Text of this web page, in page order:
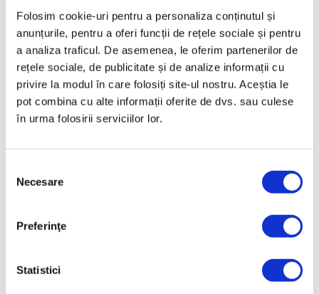
Folosim cookie-uri pentru a personaliza conținutul și
anunțurile, pentru a oferi funcții de rețele sociale și pentru
a analiza traficul. De asemenea, le oferim partenerilor de
rețele sociale, de publicitate și de analize informații cu
privire la modul în care folosiți site-ul nostru. Aceștia le
pot combina cu alte informații oferite de dvs. sau culese
în urma folosirii serviciilor lor.
consimțământului
Necesare
Preferinţe
Statistici